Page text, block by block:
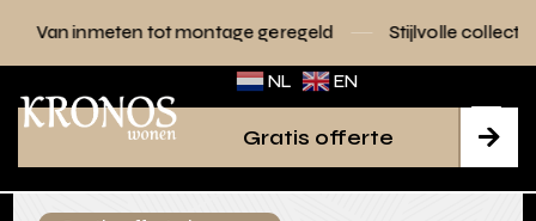
montage geregeld Stijlvolle collecties voor elk
NL EN

Gratis offerte